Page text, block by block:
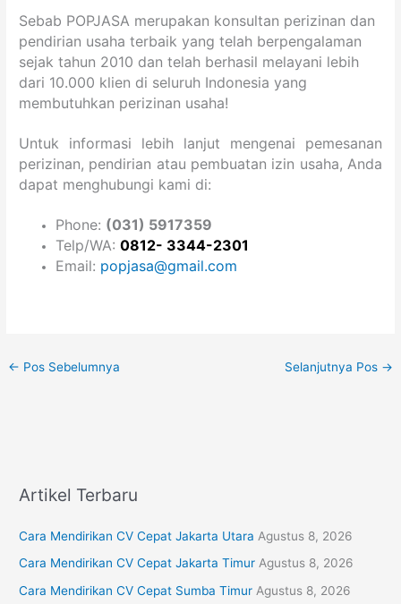
Sebab POPJASA merupakan konsultan perizinan dan
pendirian usaha terbaik yang telah berpengalaman
sejak tahun 2010 dan telah berhasil melayani lebih
dari 10.000 klien di seluruh Indonesia yang
membutuhkan perizinan usaha!
Untuk informasi lebih lanjut mengenai pemesanan
perizinan, pendirian atau pembuatan izin usaha, Anda
dapat menghubungi kami di:
Phone: (031) 5917359
Telp/WA:0812- 3344-2301
Email: popjasa@gmail.com
← Pos Sebelumnya Selanjutnya Pos →
Artikel Terbaru
Cara Mendirikan CV Cepat Jakarta Utara Agustus 8, 2026
Cara Mendirikan CV Cepat Jakarta Timur Agustus 8, 2026
Cara Mendirikan CV Cepat Sumba Timur Agustus 8, 2026